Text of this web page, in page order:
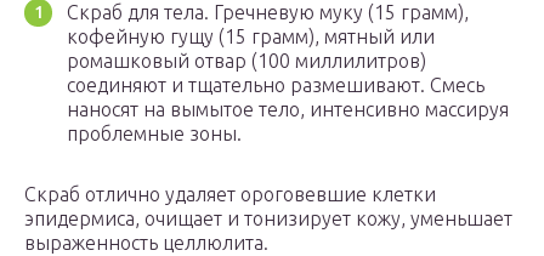
Скраб для тела. Гречневую муку (15 грамм),
кофейную гущу (15 грамм), мятный или
ромашковый отвар (100 миллилитров)
соединяют и тщательно размешивают. Смесь
наносят на вымытое тело, интенсивно массируя
проблемные зоны.
Скраб отлично удаляет ороговевшие клетки
эпидермиса, очищает и тонизирует кожу, уменьшает
выраженность целлюлита.